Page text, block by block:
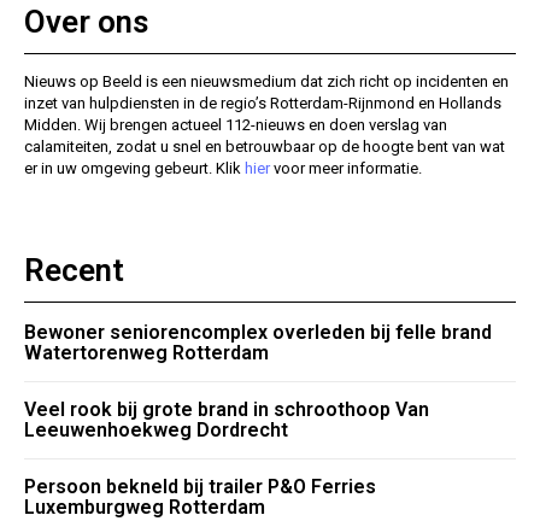
Over ons
Nieuws op Beeld is een nieuwsmedium dat zich richt op incidenten en
inzet van hulpdiensten in de regio’s Rotterdam-Rijnmond en Hollands
Midden. Wij brengen actueel 112-nieuws en doen verslag van
calamiteiten, zodat u snel en betrouwbaar op de hoogte bent van wat
er in uw omgeving gebeurt. Klik hiervoor meer informatie.
Recent
Bewoner seniorencomplex overleden bij felle brand
Watertorenweg Rotterdam
Veel rook bij grote brand in schroothoop Van
Leeuwenhoekweg Dordrecht
Persoon bekneld bij trailer P&O Ferries
Luxemburgweg Rotterdam